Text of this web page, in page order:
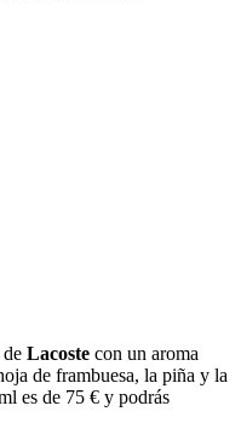
Lacoste con un aroma
de frambuesa, la piña y la
es de 75 € y podrás